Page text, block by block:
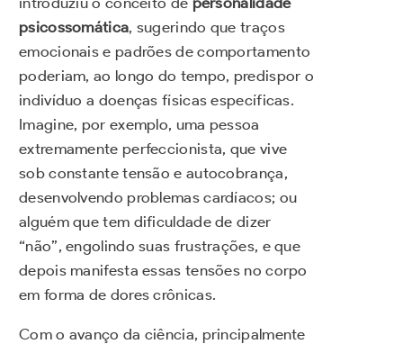
psicossomática, sugerindo que traços
emocionais e padrões de comportamento
poderiam, ao longo do tempo, predispor o
indivíduo a doenças físicas específicas.
Imagine, por exemplo, uma pessoa
extremamente perfeccionista, que vive
sob constante tensão e autocobrança,
desenvolvendo problemas cardíacos; ou
alguém que tem dificuldade de dizer
“não”, engolindo suas frustrações, e que
depois manifesta essas tensões no corpo
em forma de dores crônicas.
Com o avanço da ciência, principalmente